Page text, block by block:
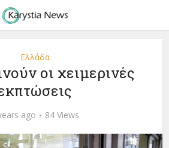
Ελλάδα
οι χειμερινές
ago 84 Views